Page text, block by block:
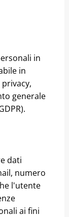
in
in
generale
dati
numero
l'utente
ai fini